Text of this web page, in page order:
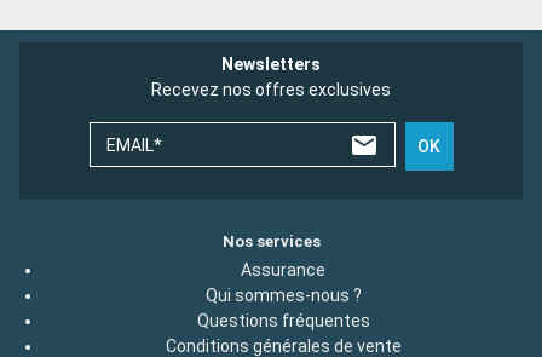
Newsletters
Recevez nos offres exclusives
EMAIL* OK
Nos services
Assurance
Qui sommes-nous ?
Questions fréquentes
Conditions générales de vente